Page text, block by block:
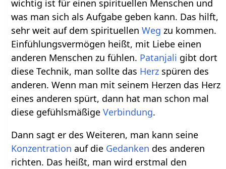
wichtig ist für einen spirituellen Menschen und
was man sich als Aufgabe geben kann. Das hilft,
sehr weit auf dem spirituellenWeg zu kommen.
Einfühlungsvermögen heißt, mit Liebe einen
anderen Menschen zu fühlen. Patanjali gibt dort
diese Technik, man sollte das Herz spüren des
anderen. Wenn man mit seinem Herzen das Herz
eines anderen spürt, dann hat man schon mal
diese gefühlsmäßigeVerbindung.
Dann sagt er des Weiteren, man kann seine
Konzentration auf die Gedanken des anderen
richten. Das heißt, man wird erstmal den